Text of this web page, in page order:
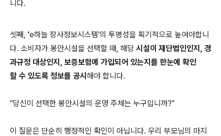
니다.
셋째, 'e하늘 장사정보시스템'의 투명성을 획기적으로 높여야합니
다. 소비자가 봉안시설을 선택할 때, 해당 시설이 재단법인인지, 경
과규정 대상인지, 보증보험에 가입되어 있는지를 한눈에 확인
할 수 있도록 정보를 공시 해야 합니다.
"당신이 선택한 봉안시설의 운영 주체는 누구입니까?"
이 질문은 단순히 행정적인 확인이 아닙니다. 우리 부모님의 마지